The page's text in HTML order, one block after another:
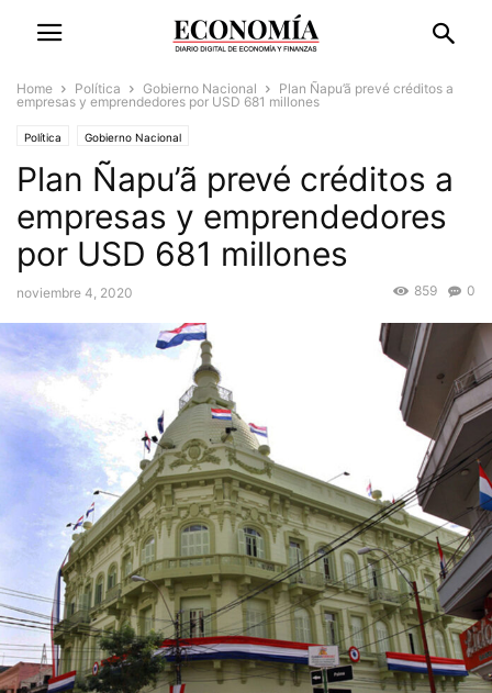
Home Política Gobierno Nacional
Plan Ñapu’ã prevé créditos a
empresas y emprendedores por USD 681 millones
Política Gobierno Nacional
Plan Ñapu’ã prevé créditos a
empresas y emprendedores
por USD 681 millones
noviembre 4, 2020 0
859